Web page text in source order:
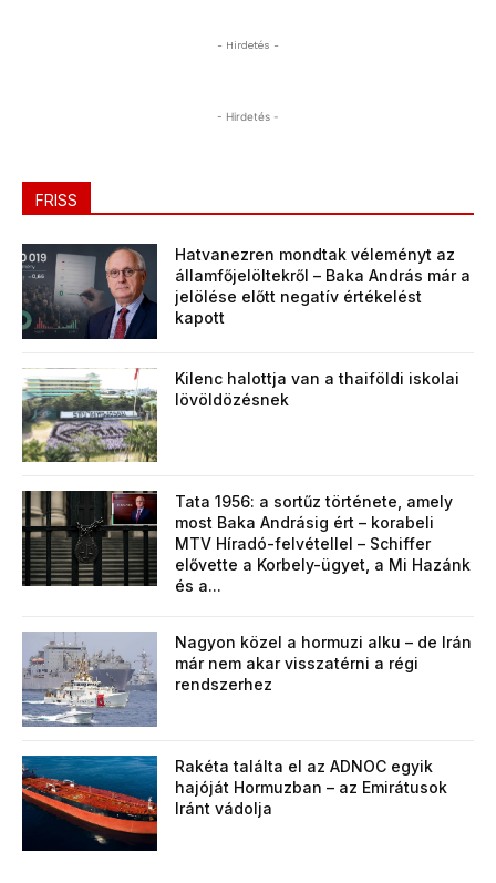
- Hirdetés -
- Hirdetés -
FRISS
Hatvanezren mondtak véleményt az
államfőjelöltekről – Baka András már a
jelölése előtt negatív értékelést
kapott
Kilenc halottja van a thaiföldi iskolai
lövöldözésnek
Tata 1956: a sortűz története, amely
most Baka Andrásig ért – korabeli
MTV Híradó-felvétellel – Schiffer
elővette a Korbely-ügyet, a Mi Hazánk
és a...
Nagyon közel a hormuzi alku – de Irán
már nem akar visszatérni a régi
rendszerhez
Rakéta találta el az ADNOC egyik
hajóját Hormuzban – az Emirátusok
Iránt vádolja